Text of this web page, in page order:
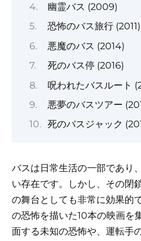
幽霊バス (2009)
恐怖のバス旅行 (2011)
悪魔のバス (2014)
死のバス停 (2016)
呪われたバスルート
悪夢のバスツアー
死のバスジャック
バスは日常生活の一部であり
い存在です。しかし、その閉
の舞台としても非常に効果的
の恐怖を描いた10本の映画を
面する未知の恐怖や、運転手